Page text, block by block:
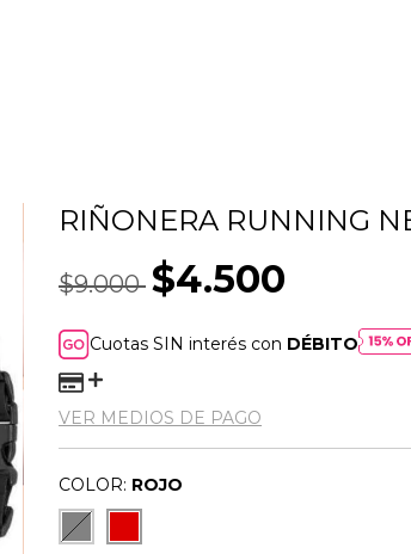
RIÑONERA RUNNING
$9.000 $4.500
Cuotas SIN interés con DÉBITO
VER MEDIOS DE PAGO
COLOR: ROJO